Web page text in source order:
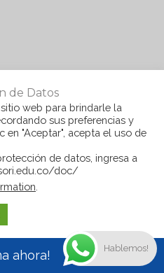
de Datos
web para brindarle la
sus preferencias y
en "Aceptar", acepta el uso de
de datos, ingresa a
doc/
ahora! Hablemos!